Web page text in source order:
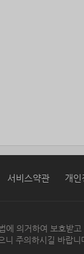
서비스약관 개인
의거하여 보호받
니 주의하시길 바랍니